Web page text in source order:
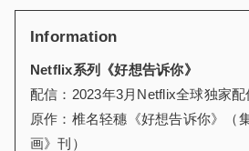
Information
Netflix系列《好想告诉你》
配信： 2023年3月 Netflix全球独家配
原作：椎名轻穗《好想告诉你》（
画》刊）